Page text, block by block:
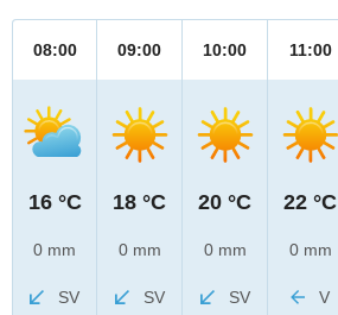
08:00
16 °C
0 mm
SV
09:00
18 °C
0 mm
SV
10:00
20 °C
0 mm
SV
11:00
22 °C
0 mm
V